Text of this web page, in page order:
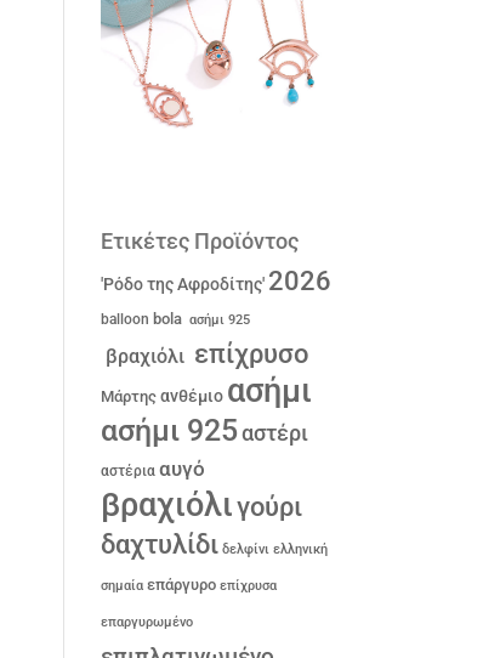
Ετικέτες Προϊόντος
'Ρόδο της Αφροδίτης' 2026
balloon bola ασήμι 925
βραχιόλι επίχρυσο
Μάρτης ανθέμιο ασήμι
ασήμι 925αστέρι
αστέρια αυγό
βραχιόλιγούρι
δαχτυλίδι δελφίνι ελληνική
σημαία επάργυρο επίχρυσα
επαργυρωμένο